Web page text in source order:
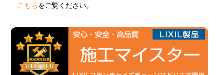
こちら をご覧ください。